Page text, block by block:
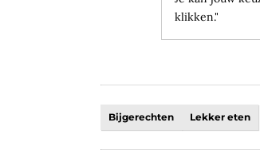
klikken."
Bijgerechten Lekker eten